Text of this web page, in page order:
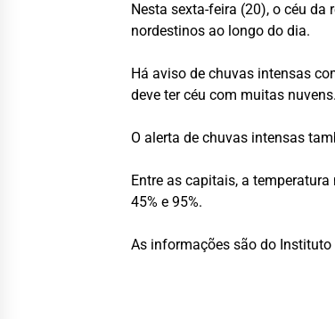
Nesta sexta-feira (20), o céu
nordestinos ao longo do dia.
Há aviso de chuvas intensas
deve ter céu com muitas nuvens.
O alerta de chuvas intensas
Entre as capitais, a
45% e 95%.
As informações são do